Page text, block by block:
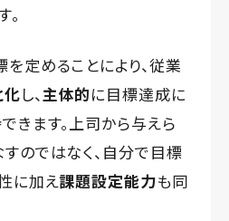
定めることにより、従業
化し、 主体的に目標達成に
きます。上司から与えら
のではなく、自分で目標
に加え課題設定能力も同